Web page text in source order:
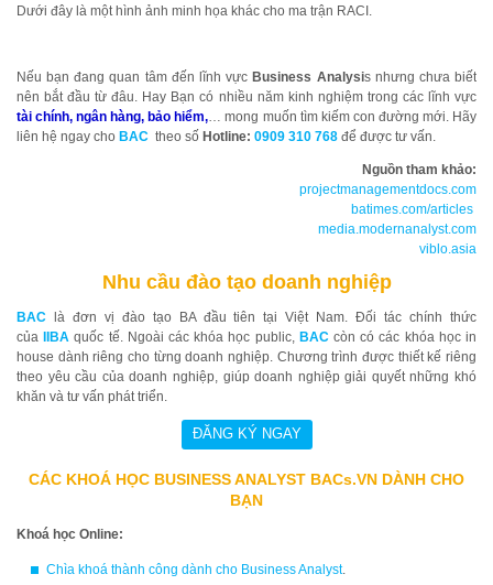
Dưới đây là một hình ảnh minh họa khác cho ma trận RACI.
Nếu bạn đang quan tâm đến lĩnh vực Business Analysis nhưng chưa biết
nên bắt đầu từ đâu. Hay Bạn có nhiều năm kinh nghiệm trong các lĩnh vực
tài chính, ngân hàng, bảo hiểm,… mong muốn tìm kiếm con đường mới. Hãy
liên hệ ngay cho BAC theo số Hotline: 0909 310 768 để được tư vấn.
Nguồn tham khảo:
projectmanagementdocs.com
batimes.com/articles
media.modernanalyst.com
viblo.asia
Nhu cầu đào tạo doanh nghiệp
BAC là đơn vị đào tạo BA đầu tiên tại Việt Nam. Đối tác chính thức
của
IIBA quốc tế. Ngoài các khóa học public, BACcòn có các khóa học in
house dành riêng cho từng doanh nghiệp. Chương trình được thiết kế riêng
theo yêu cầu của doanh nghiệp, giúp doanh nghiệp giải quyết những khó
khăn và tư vấn phát triển.
CÁC KHOÁ HỌC BUSINESS ANALYST BACs.VN DÀNH CHO
BẠN
Khoá học Online:
Chìa khoá thành công dành cho Business Analyst.